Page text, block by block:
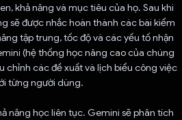
khả năng và mục tiêu của họ. Sau khi
sẽ được nhắc hoàn thành các bài kiểm
tập trung, tốc độ và các yếu tố nhận
(hệ thống học nâng cao của chúng
chỉnh các đề xuất và lịch biểu công việc
từng người dùng.
năng học liên tục. Gemini sẽ phân tích